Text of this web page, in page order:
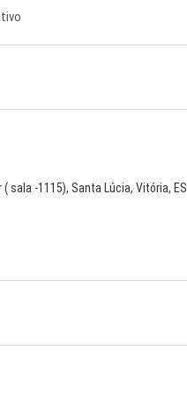
sala -1115), Santa Lúcia, Vitória, ES